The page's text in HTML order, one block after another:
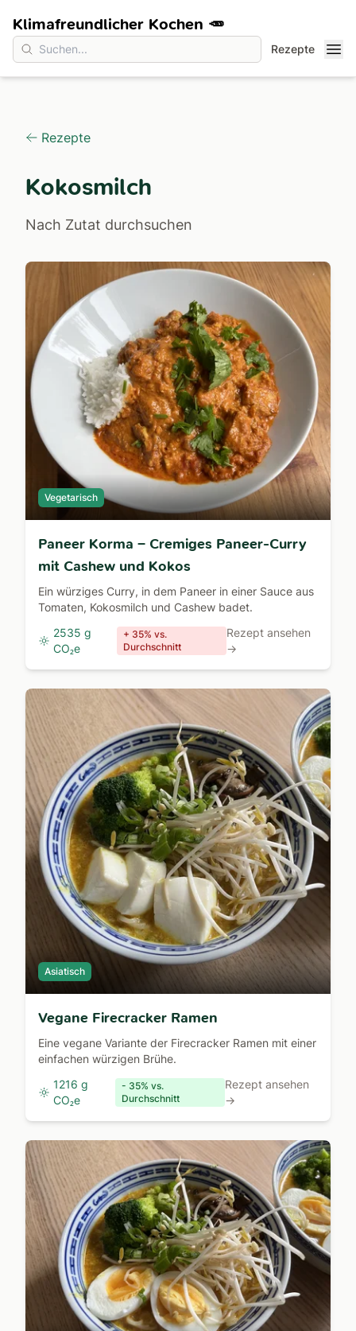
Rezepte
Klimafreundlicher Kochen 🥕
Rezepte
Kokosmilch
Nach Zutat durchsuchen
Vegetarisch
Paneer Korma – Cremiges Paneer-Curry
mit Cashew und Kokos
Ein würziges Curry, in dem Paneer in einer Sauce aus
Tomaten, Kokosmilch und Cashew badet.
2535 g
CO₂e
+ 35% vs.
Durchschnitt
Rezept ansehen
→
Asiatisch
Vegane Firecracker Ramen
Eine vegane Variante der Firecracker Ramen mit einer
einfachen würzigen Brühe.
1216 g
CO₂e
- 35% vs.
Durchschnitt
Rezept ansehen
→